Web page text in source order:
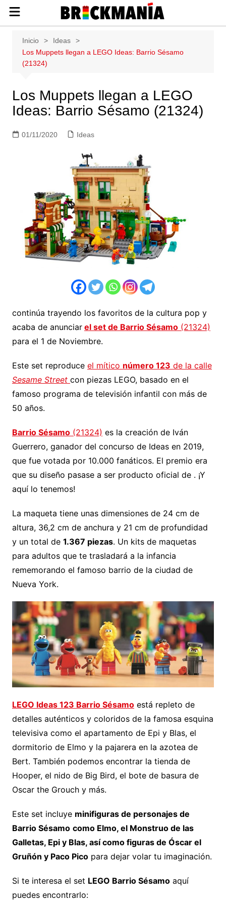
contenido
sobre las construcciones LEGO: Star
Wars, Harry Potter, City, Friends, Technic,
Inicio
Ideas
Los Muppets llegan a LEGO Ideas: Barrio Sésamo
(21324)
Los Muppets llegan a LEGO
Ideas: Barrio Sésamo (21324)
01/11/2020 Ideas
continúa trayendo los favoritos de la cultura pop y
acaba de anunciar el set de Barrio Sésamo(21324)
para el 1 de Noviembre.
Este set reproduce el mítico número 123 de la calle
Sesame Street con piezas LEGO, basado en el
famoso programa de televisión infantil con más de
50 años.
Barrio Sésamo(21324) es la creación de Iván
Guerrero, ganador del concurso de Ideas en 2019,
que fue votada por 10.000 fanáticos. El premio era
que su diseño pasase a ser producto oficial de . ¡Y
aquí lo tenemos!
La maqueta tiene unas dimensiones de 24 cm de
altura, 36,2 cm de anchura y 21 cm de profundidad
y un total de 1.367 piezas. Un kits de maquetas
para adultos que te trasladará a la infancia
rememorando el famoso barrio de la ciudad de
Nueva York.
LEGO Ideas 123 Barrio Sésamoestá repleto de
detalles auténticos y coloridos de la famosa esquina
televisiva como el apartamento de Epi y Blas, el
dormitorio de Elmo y la pajarera en la azotea de
Bert. También podemos encontrar la tienda de
Hooper, el nido de Big Bird, el bote de basura de
Oscar the Grouch y más.
Este set incluye minifiguras de personajes de
Barrio Sésamo como Elmo, el Monstruo de las
Galletas, Epi y Blas, así como figuras de Óscar el
Gruñón y Paco Picopara dejar volar tu imaginación.
Si te interesa el set LEGO Barrio Sésamoaquí
puedes encontrarlo: